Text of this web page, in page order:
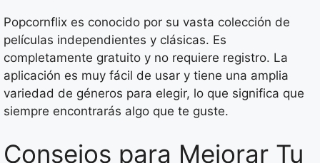
Popcornflix es conocido por su vasta colección de
películas independientes y clásicas. Es
completamente gratuito y no requiere registro. La
aplicación es muy fácil de usar y tiene una amplia
variedad de géneros para elegir, lo que significa que
siempre encontrarás algo que te guste.
Consejos para Mejorar Tu